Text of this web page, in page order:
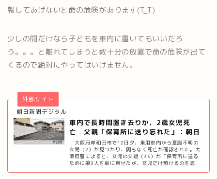
報してあげないと命の危険があります(T_T)
少しの間だけなら子どもを車内に置いてもいいだろ
う。。。と離れてしまうと数十分の放置で命の危険が出て
くるので絶対にやってはいけません。
朝日新聞デジタル
外部サイト
車内で長時間置き去りか、2歳女児死
亡 父親「保育所に送り忘れた」：朝日
新聞デジ…
大阪府岸和田市で12日夕、乗用車内から意識不明の
女児（2）が見つかり、間もなく死亡が確認された。大
阪府警によると、女児の父親（33）が「保育所に送る
ために娘3人を車に乗せたが、女児だけ預けるのを忘